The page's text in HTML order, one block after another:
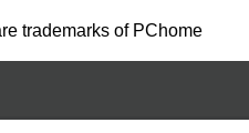
trademarks of PChome